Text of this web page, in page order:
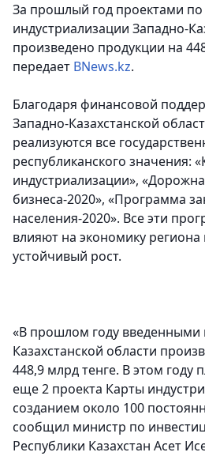
За прошлый год проектами по
индустриализации Западно-
произведено продукции на
передает BNews.kz.
Благодаря финансовой
Западно-Казахстанской
реализуются все
республиканского значения:
индустриализации»,
бизнеса-2020», «Программа
населения-2020». Все эти
влияют на экономику
устойчивый рост.
«В прошлом году введенными
Казахстанской области
448,9 млрд тенге. В этом году
еще 2 проекта Карты
созданием около 100
сообщил министр по
Республики Казахстан Асет